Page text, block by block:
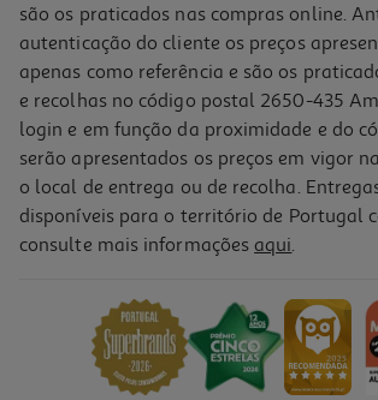
são os praticados nas compras online.
autenticação do cliente os preços
apenas como referência e são os
e recolhas no código postal 2650-435
login e em função da proximidade e do
serão apresentados os preços em vigor
o local de entrega ou de recolha.
disponíveis para o território de Portugal
consulte mais informações aqui.